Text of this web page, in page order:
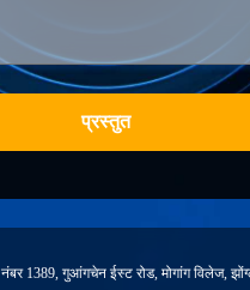
प्रस्तुत
नंबर 1389, गुआंगचेन ईस्ट रोड, मोगांग विलेज,